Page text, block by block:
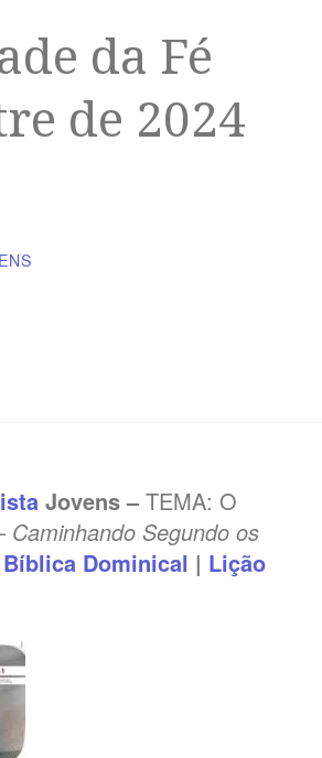
da Fé
de 2024
Jovens –TEMA: O
Caminhando Segundo os
Dominical | Lição